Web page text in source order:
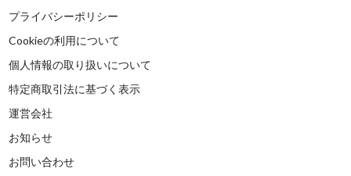
プライバシーポリシー
Cookieの利用について
個人情報の取り扱いについて
特定商取引法に基づく表示
運営会社
お知らせ
お問い合わせ